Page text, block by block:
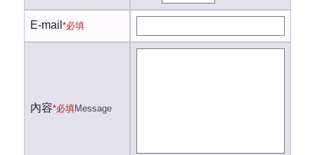
E-mail *必填
內容*必填Message